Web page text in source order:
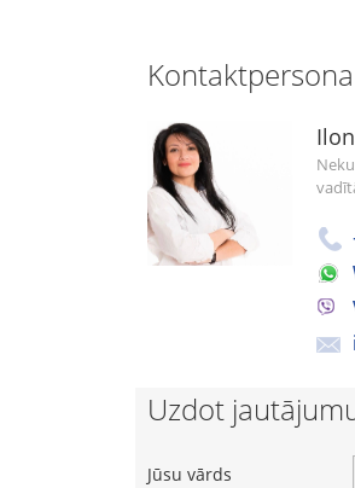
Kontaktpersona
Uzdot
Jūsu vārds